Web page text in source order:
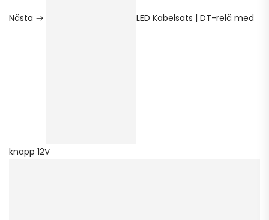
Nästa LED Kabelsats | DT-relä med
knapp 12V